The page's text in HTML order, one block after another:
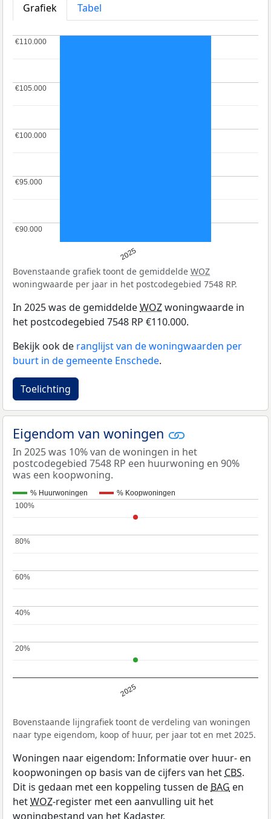
Grafiek
Tabel
2025
€90.000
€90.000
€95.000
€95.000
€100.000
€100.000
€105.000
€105.000
€110.000
€110.000
Bovenstaande grafiek toont de gemiddelde WOZ
woningwaarde per jaar in het postcodegebied 7548 RP.
In 2025 was de gemiddeldeWOZwoningwaarde in
het postcodegebied 7548 RP €110.000.
Bekijk ook de ranglijst van de woningwaarden per
buurt in de gemeente Enschede.
Toelichting
Eigendom van woningen
In 2025 was 10% van de woningen in het
postcodegebied 7548 RP een huurwoning en 90%
was een koopwoning.
% Huurwoningen % Koopwoningen
2025
20%
20%
40%
40%
60%
60%
80%
80%
100%
100%
Bovenstaande lijngrafiek toont de verdeling van woningen
naar type eigendom, koop of huur, per jaar tot en met 2025.
Woningen naar eigendom: Informatie over huur- en
koopwoningen op basis van de cijfers van het CBS.
Dit is gedaan met een koppeling tussen de BAG en
hetWOZ-register met een aanvulling uit het
woningbestand van het Kadaster.